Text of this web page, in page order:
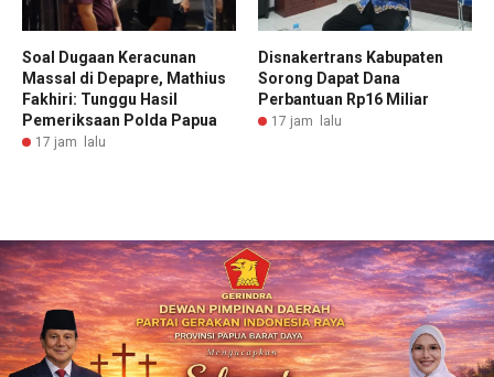
Soal Dugaan Keracunan
Massal di Depapre, Mathius
Fakhiri: Tunggu Hasil
Pemeriksaan Polda Papua
17 jam lalu
Disnakertrans Kabupaten
Sorong Dapat Dana
Perbantuan Rp16 Miliar
17 jam lalu